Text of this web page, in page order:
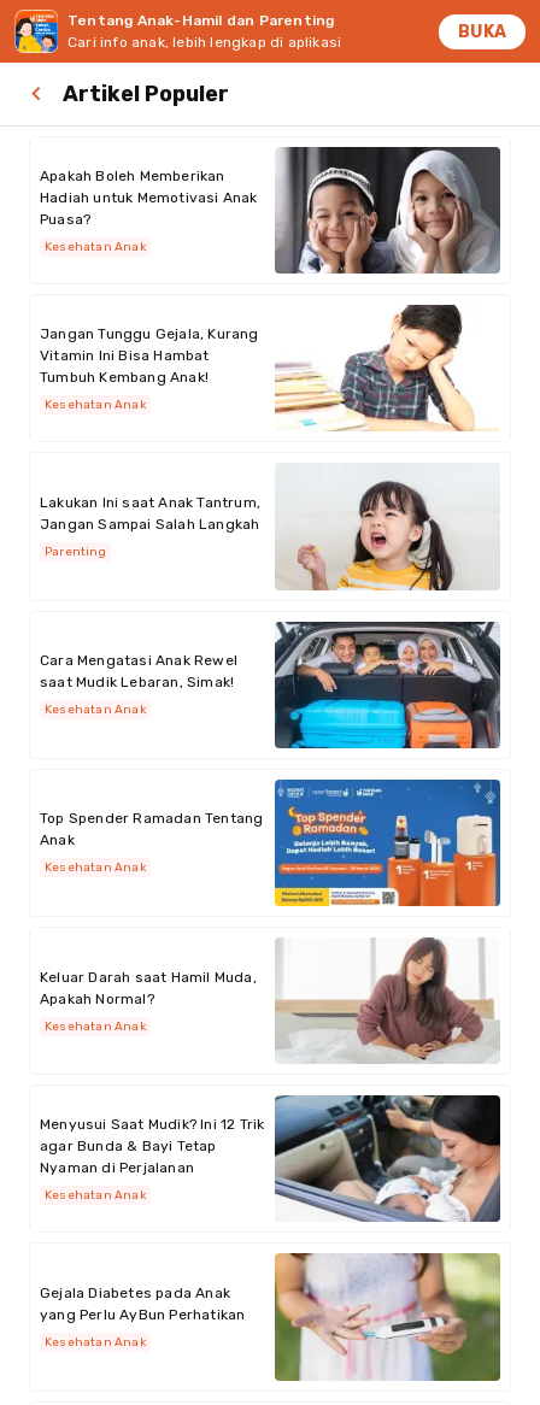
Tentang Anak-Hamil dan Parenting
Cari info anak, lebih lengkap di aplikasi
BUKA
Artikel Populer
Apakah Boleh Memberikan
Hadiah untuk Memotivasi Anak
Puasa?
Kesehatan Anak
Jangan Tunggu Gejala, Kurang
Vitamin Ini Bisa Hambat
Tumbuh Kembang Anak!
Kesehatan Anak
Lakukan Ini saat Anak Tantrum,
Jangan Sampai Salah Langkah
Parenting
Cara Mengatasi Anak Rewel
saat Mudik Lebaran, Simak!
Kesehatan Anak
Top Spender Ramadan Tentang
Anak
Kesehatan Anak
Keluar Darah saat Hamil Muda,
Apakah Normal?
Kesehatan Anak
Menyusui Saat Mudik? Ini 12 Trik
agar Bunda & Bayi Tetap
Nyaman di Perjalanan
Kesehatan Anak
Gejala Diabetes pada Anak
yang Perlu AyBun Perhatikan
Kesehatan Anak